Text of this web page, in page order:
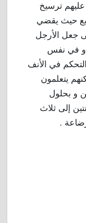
عليهم ترسيخ
حيث يقضي
جعل الأرجل
و في نفس
في الأنف
يتعلمون
و بحلول
إلى ثلاث
.